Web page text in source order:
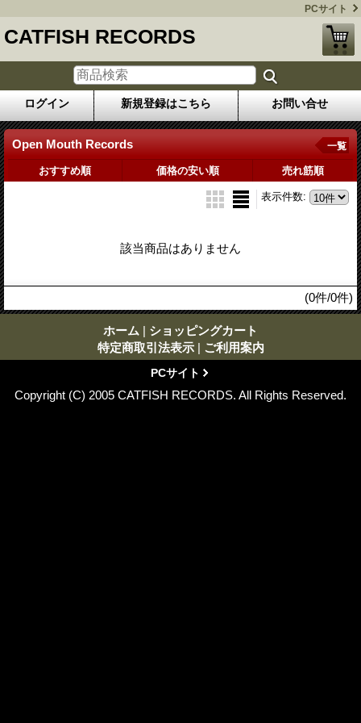
PCサイト
CATFISH RECORDS
ログイン 新規登録はこちら お問い合せ
Open Mouth Records 一覧
おすすめ順 価格の安い順 売れ筋順
表示件数:
該当商品はありません
(0件/0件)
ホーム | ショッピングカート
特定商取引法表示 | ご利用案内
PCサイト
Copyright (C) 2005 CATFISH RECORDS. All Rights Reserved.